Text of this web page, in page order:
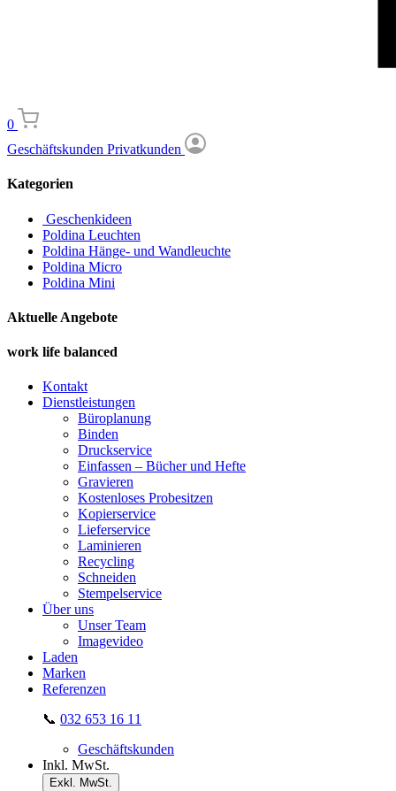
0
Geschäftskunden Privatkunden
Kategorien
Geschenkideen
Poldina Leuchten
Poldina Hänge- und Wandleuchte
Poldina Micro
Poldina Mini
Aktuelle Angebote
work life balanced
Kontakt
Dienstleistungen
Büroplanung
Binden
Druckservice
Einfassen – Bücher und Hefte
Gravieren
Kostenloses Probesitzen
Kopierservice
Lieferservice
Laminieren
Recycling
Schneiden
Stempelservice
Über uns
Unser Team
Imagevideo
Laden
Marken
Referenzen
📞 032 653 16 11
Geschäftskunden
Inkl. MwSt.
Exkl. MwSt.